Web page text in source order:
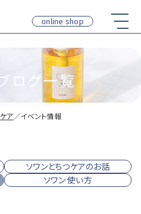
online shop
ログ一覧
ア／イベント情報
ソワンとちつケアのお話
ソワン 使い方